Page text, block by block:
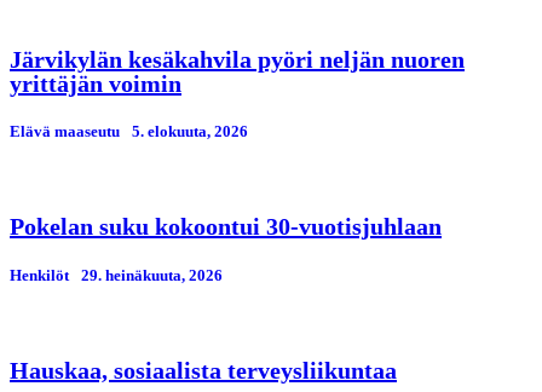
Järvikylän kesäkahvila pyöri neljän nuoren
yrittäjän voimin
Elävä maaseutu 5. elokuuta, 2026
Pokelan suku kokoontui 30-vuotisjuhlaan
Henkilöt 29. heinäkuuta, 2026
Hauskaa, sosiaalista terveysliikuntaa